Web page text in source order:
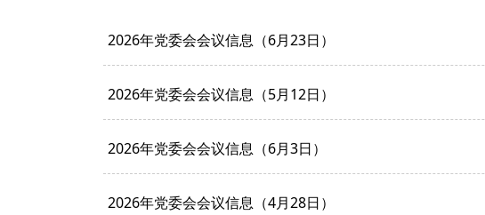
2026年党委会会议信息（6月23日）
2026年党委会会议信息（5月12日）
2026年党委会会议信息（6月3日）
2026年党委会会议信息（4月28日）